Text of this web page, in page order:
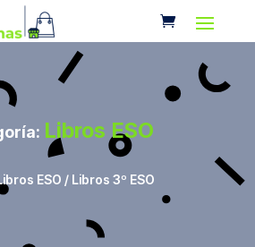
Libros ESO
ESO / Libros 3º ESO